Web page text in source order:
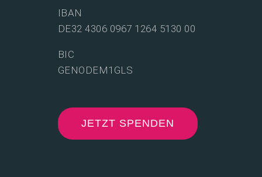
IBAN
DE32 4306 0967 1264 5130 00
BIC
GENODEM1GLS
JETZT SPENDEN